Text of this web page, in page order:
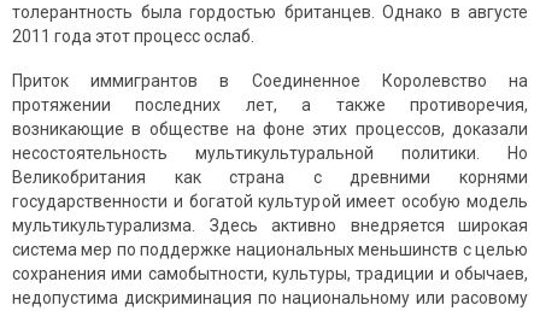
толерантность была гордостью британцев. Однако в августе
2011 года этот процесс ослаб.
Приток иммигрантов в Соединенное Королевство на
протяжении последних лет, а также противоречия,
возникающие в обществе на фоне этих процессов, доказали
несостоятельность мультикультуральной поли­тики. Но
Великобритания как страна с древними корнями
государственности и богатой культурой имеет особую модель
муль­ти­культурализма. Здесь активно внедряется широкая
система мер по поддержке национальных меньшинств с целью
сохранения ими само­бытности, культуры, традиции и обычаев,
недопустима дискриминация по национальному или расовому